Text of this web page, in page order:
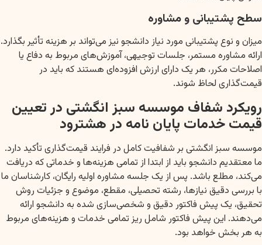
سطح پشتیبانی و مشاوره
میزان و نوع پشتیبانی مورد نیاز دانشجو نیز می‌تواند بر هزینه تأثیر بگذارد.
ارائه مشاوره مستمر، جلسات توجیهی، آموزش‌های مربوط به دفاع یا
اصلاحات مکرر، هر یک دارای ارزش افزوده‌ای هستند که باید در
قیمت‌گذاری لحاظ شوند.
رویکرد شفاف موسسه سبز انگشتی در تعیین
قیمت خدمات پایان نامه در هشترود
موسسه سبز انگشتی بر شفافیت کامل در فرایند قیمت‌گذاری تأکید دارد.
ما معتقدیم دانشجو باید از ابتدا از تمامی هزینه‌ها و خدماتی که دریافت
می‌کند، مطلع باشد. پس از یک جلسه مشاوره اولیه رایگان، کارشناسان ما
با بررسی دقیق نیازها، رشته تحصیلی، مقطع، موضوع و جزئیات روش
تحقیق، یک پیش فاکتور دقیق و شخصی‌سازی شده به دانشجو ارائه
می‌دهند. این پیش فاکتور شامل ریز تمامی خدمات و هزینه‌های مربوط
به هر بخش خواهد بود.